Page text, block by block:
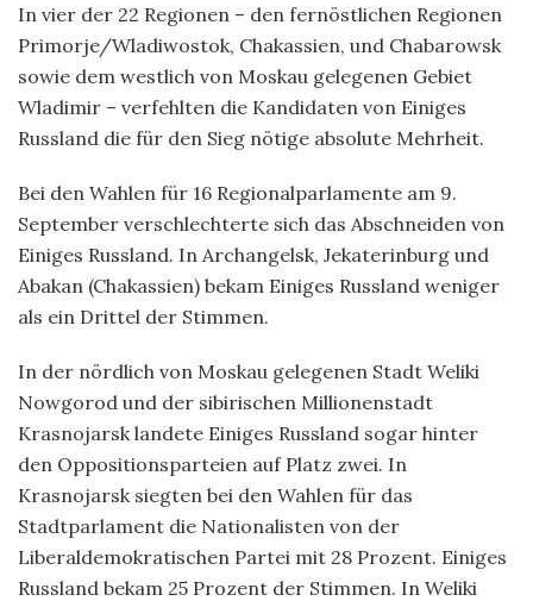
In vier der 22 Regionen – den fernöstlichen Regionen
Primorje/Wladiwostok, Chakassien, und Chabarowsk
sowie dem westlich von Moskau gelegenen Gebiet
Wladimir – verfehlten die Kandidaten von Einiges
Russland die für den Sieg nötige absolute Mehrheit.
Bei den Wahlen für 16 Regionalparlamente am 9.
September verschlechterte sich das Abschneiden von
Einiges Russland. In Archangelsk, Jekaterinburg und
Abakan (Chakassien) bekam Einiges Russland weniger
als ein Drittel der Stimmen.
In der nördlich von Moskau gelegenen Stadt Weliki
Nowgorod und der sibirischen Millionenstadt
Krasnojarsk landete Einiges Russland sogar hinter
den Oppositionsparteien auf Platz zwei. In
Krasnojarsk siegten bei den Wahlen für das
Stadtparlament die Nationalisten von der
Liberaldemokratischen Partei mit 28 Prozent. Einiges
Russland bekam 25 Prozent der Stimmen. In Weliki